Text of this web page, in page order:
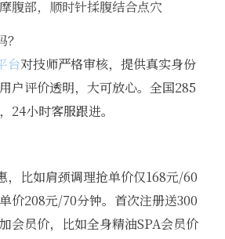
腹部，顺时针揉腹结合点穴
台对技师严格审核，提供真实身份
户评价透明，大可放心。全国285
24小时客服跟进。
，比如肩颈调理抢单价仅168元/60
价208元/70分钟。首次注册送300
会员价，比如全身精油SPA会员价